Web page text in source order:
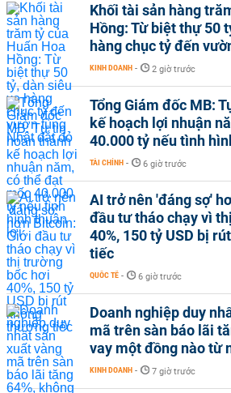
Khối tài sản hàng
Hồng: Từ biệt thự 50
hàng chục tỷ đến
KINH DOANH - 2 giờ trước
Tổng Giám đốc MB:
kế hoạch lợi nhuận
40.000 tỷ nếu tình
TÀI CHÍNH - 6 giờ trước
AI trở nên 'đáng sợ'
đầu tư tháo chạy vì
40%, 150 tỷ USD bị
tiếc
QUỐC TẾ - 6 giờ trước
Doanh nghiệp duy
mã trên sàn báo lãi
vay một đồng nào từ
KINH DOANH - 7 giờ trước